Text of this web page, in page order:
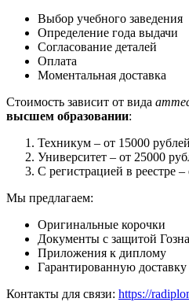
Выбор учебного заведения
Определение года выдачи
Согласование деталей
Оплата
Моментальная доставка
Стоимость зависит от вида
высшем образовании:
Техникум – от 15000 рублей
Университет – от 25000
С регистрацией в реестре
Мы предлагаем:
Оригинальные корочки
Документы с защитой
Приложения к диплому
Гарантированную доставку
Контакты для связи: https://